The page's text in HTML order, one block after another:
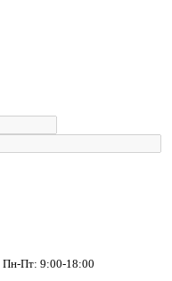
Пн-Пт: 9:00-18:00